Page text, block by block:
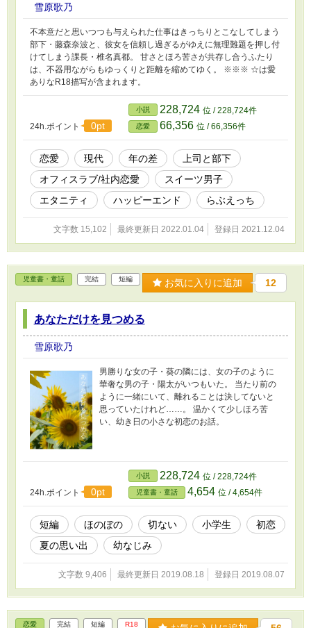
雪原歌乃
不本意だと思いつつも与えられた仕事はきっちりとこなしてしまう
部下・藤森奈波と、彼女を信頼し過ぎるがゆえに無理難題を押し付
けてしまう課長・椎名真都。 甘さとほろ苦さが共存し合うふたり
は、不器用ながらもゆっくりと距離を縮めてゆく。 ※※※ ☆は愛
ありなR18描写が含まれます。
24h.ポイント 0pt
小説 228,724 位 / 228,724件
恋愛 66,356 位 / 66,356件
恋愛 現代 年の差
上司と部下
オフィスラブ/社内恋愛
スイーツ男子
エタニティ
ハッピーエンド らぶえっち
文字数 15,102 最終更新日 2022.01.04 登録日 2021.12.04
児童書・童話 完結 短編 お気に入りに追加 12
あなただけを見つめる
雪原歌乃
男勝りな女の子・葵の隣には、女の子のように
華奢な男の子・陽太がいつもいた。 当たり前の
ように一緒にいて、離れることは決してないと
思っていたけれど……。 温かくて少しほろ苦
い、幼き日の小さな初恋のお話。
24h.ポイント 0pt
小説 228,724 位 / 228,724件
児童書・童話 4,654 位 / 4,654件
短編 ほのぼの 切ない 小学生
初恋
夏の思い出
幼なじみ
文字数 9,406 最終更新日 2019.08.18 登録日 2019.08.07
恋愛 完結 短編 R18